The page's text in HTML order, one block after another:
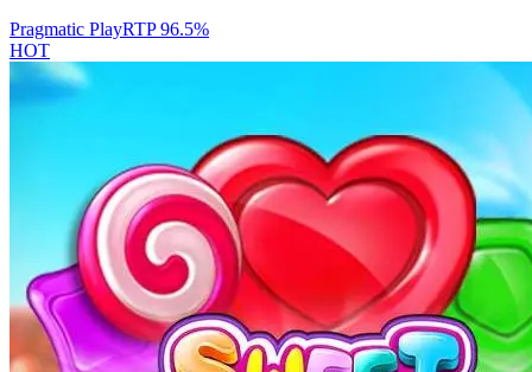
Pragmatic PlayRTP96.5%
HOT